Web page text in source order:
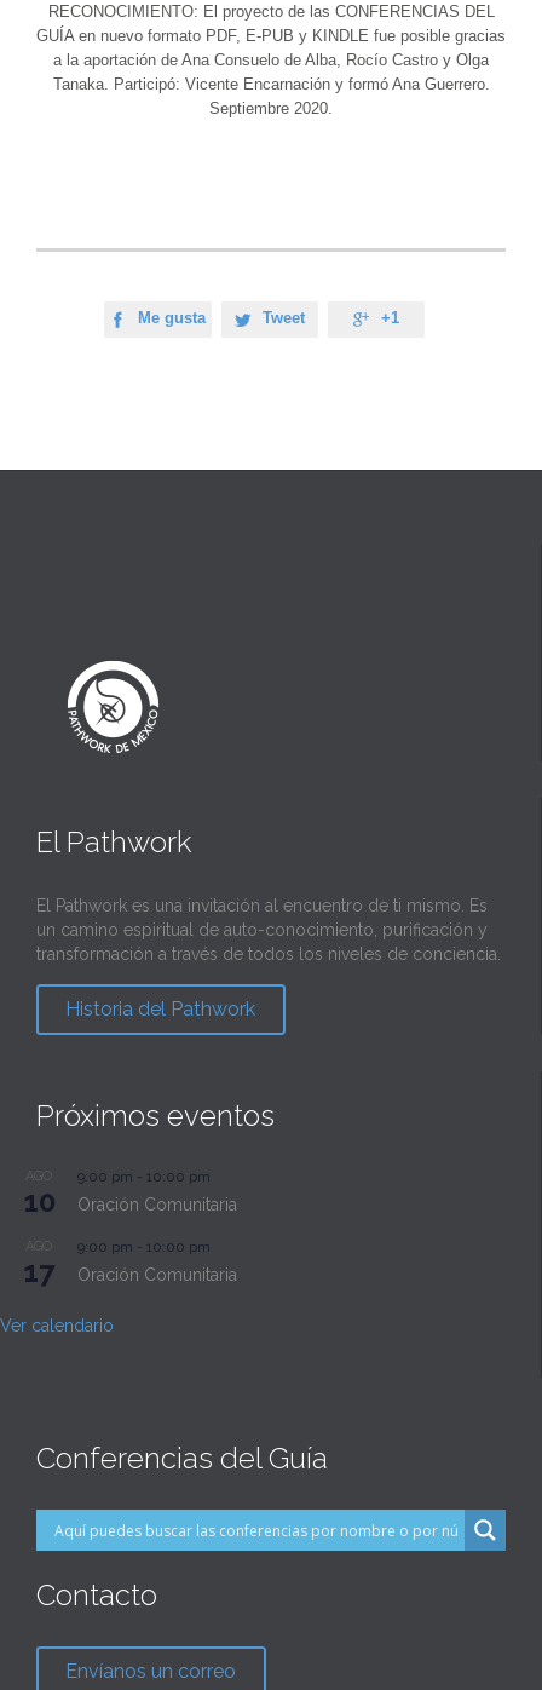
RECONOCIMIENTO: El proyecto de las CONFERENCIAS DEL
GUÍA en nuevo formato PDF, E-PUB y KINDLE fue posible gracias
a la aportación de Ana Consuelo de Alba, Rocío Castro y Olga
Tanaka. Participó: Vicente Encarnación y formó Ana Guerrero.
Septiembre 2020.
 Me gusta  Tweet  +1
El Pathwork
El Pathwork es una invitación al encuentro de ti mismo. Es
un camino espiritual de auto-conocimiento, purificación y
transformación a través de todos los niveles de conciencia.
Historia del Pathwork
Próximos eventos
AGO
10
9:00 pm - 10:00 pm
Oración Comunitaria
AGO
17
9:00 pm - 10:00 pm
Oración Comunitaria
Ver calendario
Conferencias del Guía
Contacto
Envíanos un correo